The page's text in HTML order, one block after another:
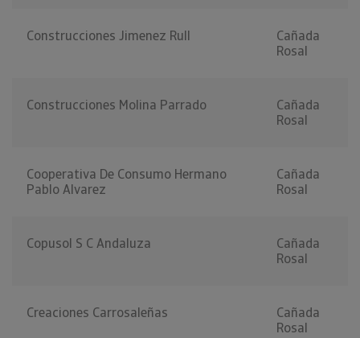
Construcciones Jimenez Rull
Cañada
Rosal
Construcciones Molina Parrado
Cañada
Rosal
Cooperativa De Consumo Hermano
Pablo Alvarez
Cañada
Rosal
Copusol S C Andaluza
Cañada
Rosal
Creaciones Carrosaleñas
Cañada
Rosal